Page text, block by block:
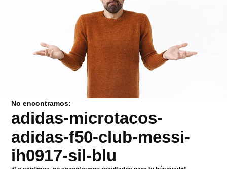
No encontramos:
adidas-microtacos-
adidas-f50-club-messi-
ih0917-sil-blu